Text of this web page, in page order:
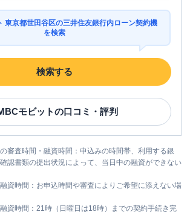
東京都世田谷区の三井住友銀行内ローン契約機
を検索
検索する
モビットの口コミ・評判
審査時間・融資時間：申込みの時間帯、利用する銀
認書類の提出状況によって、当日中の融資ができない
資時間：お申込時間や審査によりご希望に添えない場
資時間：21時（日曜日は18時）までの契約手続き完